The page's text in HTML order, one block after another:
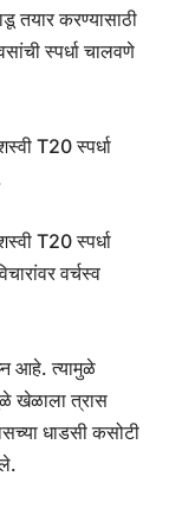
तयार करण्यासाठी
स्पर्धा चालवणे
T20 स्पर्धा
T20 स्पर्धा
वर्चस्व
आहे. त्यामुळे
खेळाला त्रास
धाडसी कसोटी